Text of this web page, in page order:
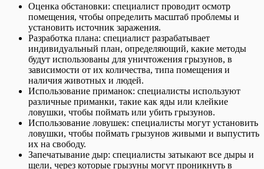
Оценка обстановки: специалист проводит осмотр
помещения, чтобы определить масштаб проблемы и
установить источник заражения.
Разработка плана: специалист разрабатывает
индивидуальный план, определяющий, какие методы
будут использованы для уничтожения грызунов, в
зависимости от их количества, типа помещения и
наличия животных и людей.
Использование приманок: специалисты используют
различные приманки, такие как яды или клейкие
ловушки, чтобы поймать или убить грызунов.
Использование ловушек: специалисты могут установить
ловушки, чтобы поймать грызунов живыми и выпустить
их на свободу.
Запечатывание дыр: специалисты затыкают все дыры и
щели, через которые грызуны могут проникнуть в